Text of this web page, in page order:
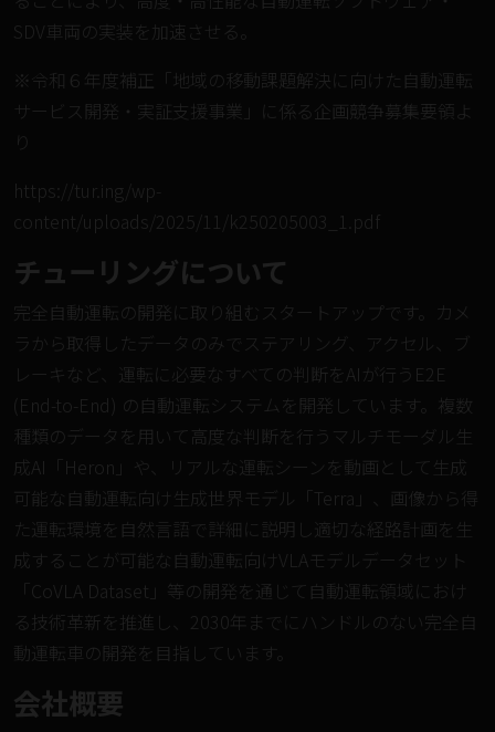
SDV車両の実装を加速させる。
※令和６年度補正「地域の移動課題解決に向けた自動運転
サービス開発・実証支援事業」に係る企画競争募集要領よ
り
https://tur.ing/wp-
content/uploads/2025/11/k250205003_1.pdf
チューリングについて
完全自動運転の開発に取り組むスタートアップです。カメ
ラから取得したデータのみでステアリング、アクセル、ブ
レーキなど、運転に必要なすべての判断をAIが行うE2E
(End-to-End) の自動運転システムを開発しています。複数
種類のデータを用いて高度な判断を行うマルチモーダル生
成AI「 Heron 」や、リアルな運転シーンを動画として生成
可能な自動運転向け生成世界モデル「
Terra 」、画像から得
た運転環境を自然言語で詳細に説明し適切な経路計画を生
成することが可能な自動運転向けVLAモデルデータセット
CoVLA Dataset
」等の開発を通じて自動運転領域におけ
る技術革新を推進し、2030年までにハンドルのない完全自
動運転車の開発を目指しています。
会社概要